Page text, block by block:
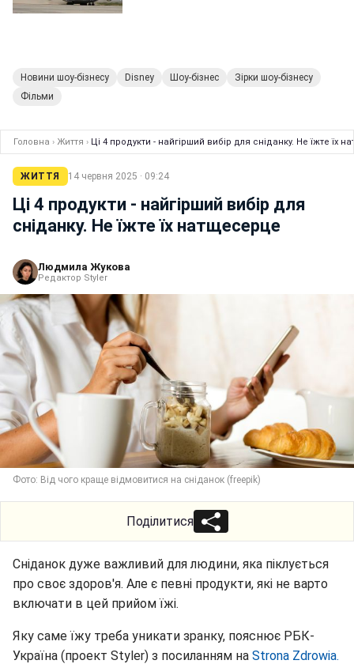
Новини шоу-бізнесу Disney Шоу-бізнес
Зірки шоу-бізнесу
Фільми
Головна › Життя › Ці 4 продукти - найгірший вибір для сніданку. Не їжте їх
ЖИТТЯ 14 червня 2025 · 09:24
Ці 4 продукти - найгірший вибір для
сніданку. Не їжте їх натщесерце
Людмила Жукова
Редактор Styler
Фото: Від чого краще відмовитися на сніданок (freepik)
Поділитися
Сніданок дуже важливий для людини, яка піклується
про своє здоров'я. Але є певні продукти, які не варто
включати в цей прийом їжі.
Яку саме їжу треба уникати зранку, пояснює РБК-
Україна (проект Styler) з посиланням на Strona Zdrowia.